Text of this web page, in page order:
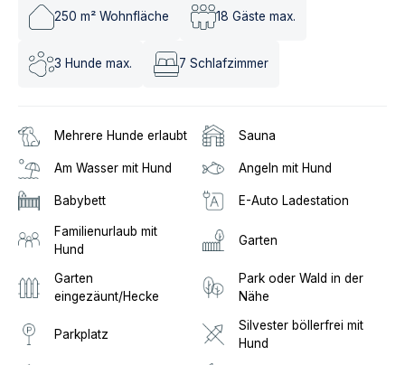
250 m² Wohnfläche 18 Gäste max.
3 Hunde max. 7 Schlafzimmer
Mehrere Hunde erlaubt Sauna
Am Wasser mit Hund Angeln mit Hund
Babybett E-Auto Ladestation
Familienurlaub mit
Hund
Garten
Garten
eingezäunt/Hecke
Park oder Wald in der
Nähe
Parkplatz
Silvester böllerfrei mit
Hund